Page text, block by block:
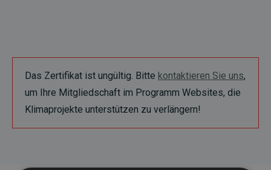
Das Zertifikat ist ungültig. Bitte kontaktieren Sie uns,
um Ihre Mitgliedschaft im Programm Websites, die
Klimaprojekte unterstützen zu verlängern!